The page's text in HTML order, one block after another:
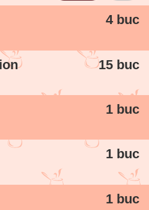
4 buc
15 buc
1 buc
1 buc
1 buc